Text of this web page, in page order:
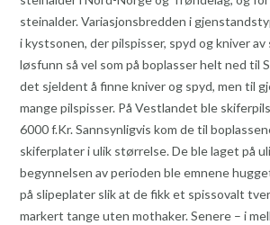
steinalder. Variasjonsbredden i
i kystsonen, der pilspisser, spyd og kniver av
løsfunn så vel som på boplasser helt ned til
det sjeldent å finne kniver og spyd, men til
mange pilspisser. På Vestlandet ble
6000 f.Kr. Sannsynligvis kom de til
skiferplater i ulik størrelse. De ble laget på
begynnelsen av perioden ble emnene
på slipeplater slik at de fikk et spissovalt
markert tange uten mothaker. Senere – i